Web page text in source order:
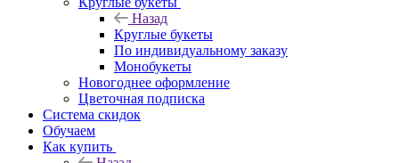
Назад
Круглые букеты
По индивидуальному заказу
Монобукеты
Новогоднее оформление
Цветочная подписка
Система скидок
Обучаем
Как купить